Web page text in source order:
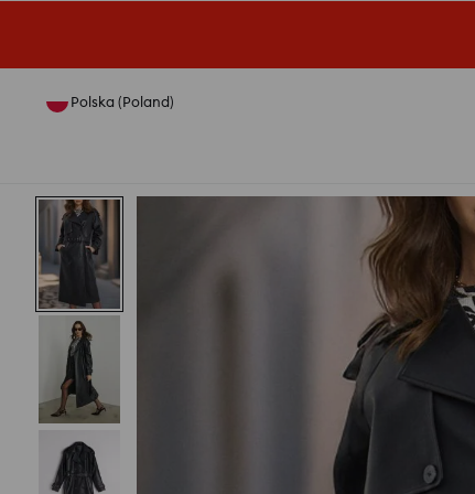
Polska (Poland)